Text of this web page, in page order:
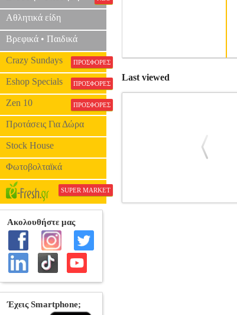
Αθλητικά είδη
Βρεφικά • Παιδικά
Crazy Sundays ΠΡΟΣΦΟΡΕΣ
Eshop Specials ΠΡΟΣΦΟΡΕΣ
Zen 10 ΠΡΟΣΦΟΡΕΣ
Προτάσεις Για Δώρα
Stock House
Φωτοβολταϊκά
SUPER MARKET
Last viewed